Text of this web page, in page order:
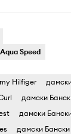
Speed
Hilfiger
дамски
дамски
дамски